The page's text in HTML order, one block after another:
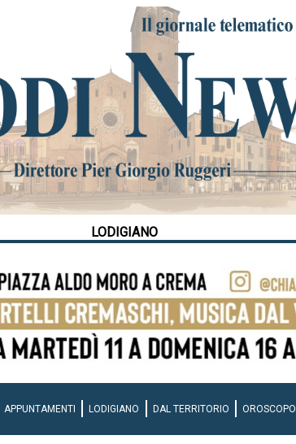
LODIGIANO
APPUNTAMENTI LODIGIANO DAL TERRITORIO OROSCOPO